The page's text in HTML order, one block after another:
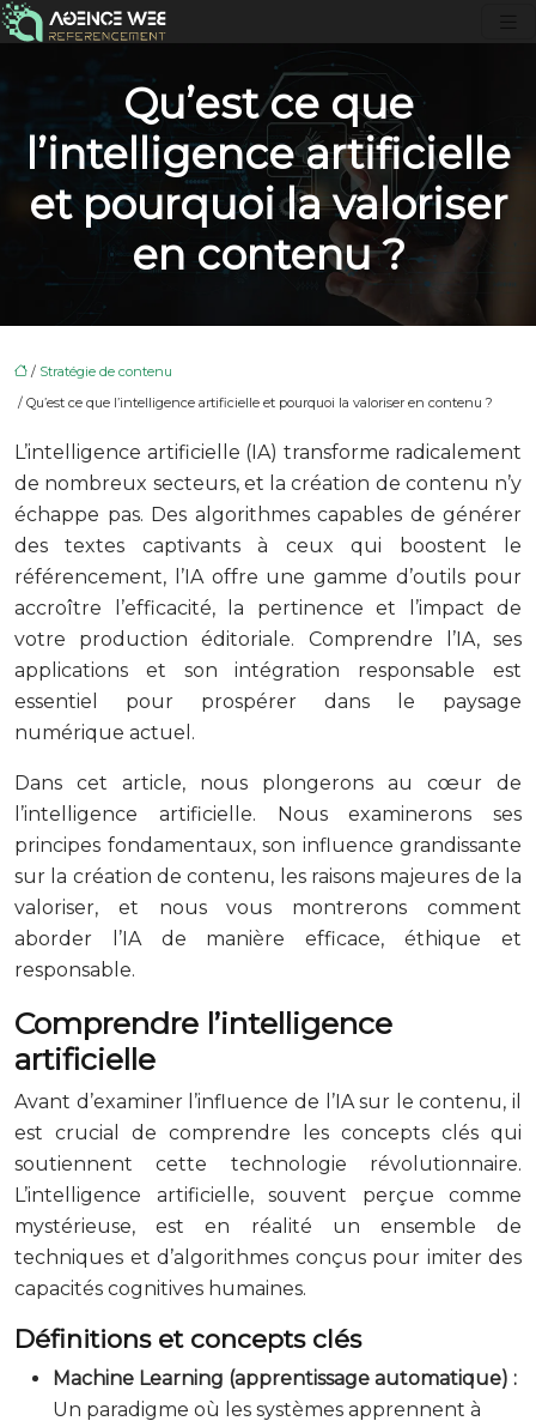
Qu’est ce que
l’intelligence artificielle
et pourquoi la valoriser
en contenu ?
/ Stratégie de contenu
/ Qu’est ce que l’intelligence artificielle et pourquoi la valoriser en contenu ?
L’intelligence artificielle (IA) transforme radicalement
de nombreux secteurs, et la création de contenu n’y
échappe pas. Des algorithmes capables de générer
des textes captivants à ceux qui boostent le
référencement, l’IA offre une gamme d’outils pour
accroître l’efficacité, la pertinence et l’impact de
votre production éditoriale. Comprendre l’IA, ses
applications et son intégration responsable est
essentiel pour prospérer dans le paysage
numérique actuel.
Dans cet article, nous plongerons au cœur de
l’intelligence artificielle. Nous examinerons ses
principes fondamentaux, son influence grandissante
sur la création de contenu, les raisons majeures de la
valoriser, et nous vous montrerons comment
aborder l’IA de manière efficace, éthique et
responsable.
Comprendre l’intelligence
artificielle
Avant d’examiner l’influence de l’IA sur le contenu, il
est crucial de comprendre les concepts clés qui
soutiennent cette technologie révolutionnaire.
L’intelligence artificielle, souvent perçue comme
mystérieuse, est en réalité un ensemble de
techniques et d’algorithmes conçus pour imiter des
capacités cognitives humaines.
Définitions et concepts clés
Machine Learning (apprentissage automatique) :
Un paradigme où les systèmes apprennent à